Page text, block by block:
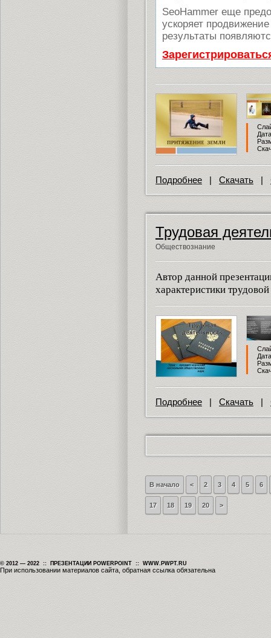
SeoHammer еще
ускоряет
результаты
Подробнее |Скачать |
Трудовая
Обществознание
Автор данной
характеристики
Подробнее | Скачать |
В начало < 2 3 4 5 6
17 18 19 20 >
© 2012 — 2022 :: ПРЕЗЕНТАЦИИ POWERPOINT :: WWW.PWPT.RU
При использовании материалов сайта, обратная ссылка обязательна